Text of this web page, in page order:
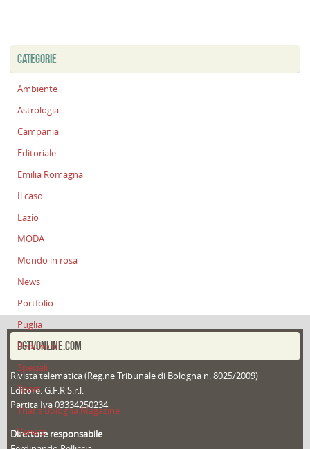
CATEGORIE
Ambiente
Astrologia
Campania
Editoriale
Emilia Romagna
Il caso
Lazio
MODA
Mondo in rosa
News
Portfolio
Puglia
Redazioni
Speciali
Sport
That's Bologna Magazine
Veneto
DGTVONLINE.COM
Rivista telematica (Reg.ne Tribunale di Bologna n. 8025/2009)
Editore: G.F.R S.r.l.
Partita Iva 03334250234
Direttore responsabile